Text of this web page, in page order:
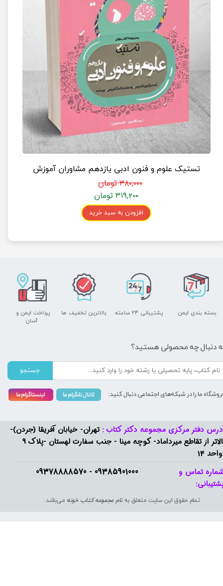
تستیک علوم و فنون ادبی یازدهم مشاوران آموزش
۳۸۰,۰۰۰ تومان
۳۱۹,۲۰۰ تومان
افزودن به سبد خرید
09385901000 - 09378888570​​​​​​​
دفتر مرکزی مجموعه دکتر کتاب : تهران- خیابان آفریقا (جردن)-
بالاتر از تقاطع میرداماد- کوچه مینا - جنب سفارت لهستان -پلاک 9
14
تمام حقوق این سایت متعلق بهنام مجموعه کتاب خونه می‌باشد.
تماس و
پشتیبانی ۲۴ ساعته
پرداخت ایمن و ​​​​​​​
آسان
بسته بندی ایمن بالاترین تخفیف ها
دنبال چه محصولی هستید؟
جستجو
ما را در شبکه‌های اجتماعی دنبال کنید: